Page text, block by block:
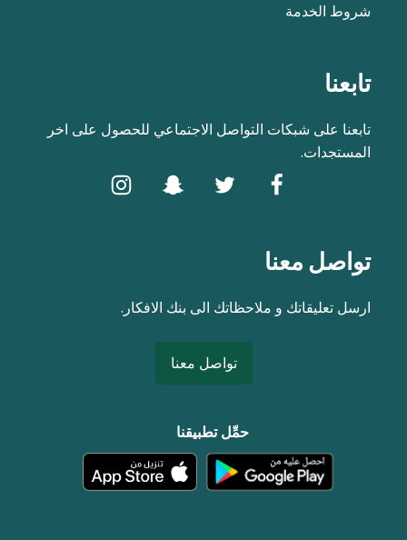
شروط الخدمة
تابعنا
تابعنا على شبكات التواصل الاجتماعي للحصول على اخر
المستجدات.
تواصل معنا
ارسل تعليقاتك و ملاحظاتك الى بنك الافكار.
تواصل معنا
حمِّل تطبيقنا